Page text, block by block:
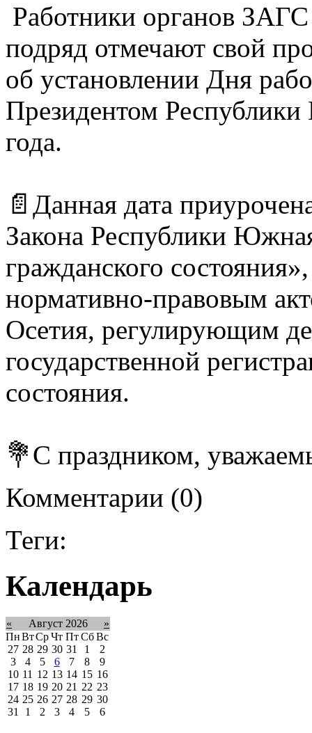
Работники органов
подряд отмечают свой
об установлении Дня
Президентом
года.
📄Данная дата
Закона Республики
гражданского
нормативно-правовым
Осетия, регулирующим
государственной
состояния.
💐С праздником,
Комментарии (0)
Теги:
Календарь
« Август 2026
»
ПнВтСрЧт Пт Сб Вс
27 28 29 30 31 1
2
3
4 5 6 7 8
9
10 11 12 13 14 15 16
17 18 19 20 21 22 23
24 25 26 27 28 29 30
31
1 2 3 4 5 6